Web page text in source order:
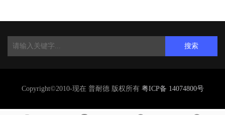
搜索
Copyright©2010-现在 普耐德 版权所有粤ICP备 14074800号